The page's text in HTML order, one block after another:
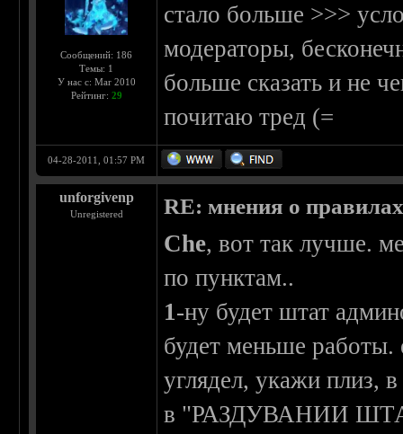
Сообщений: 186
Темы: 1
У нас с: Mar 2010
Рейтинг: 29
стало больше >>>
модераторы,
больше сказать и не
почитаю тред (=
04-28-2011, 01:57 PM
unforgivenp
Unregistered RE: мнения о
Che, вот так лучше.
по пунктам..
1-ну будет штат
будет меньше работы.
углядел, укажи плиз,
в "РАЗДУВАНИИ